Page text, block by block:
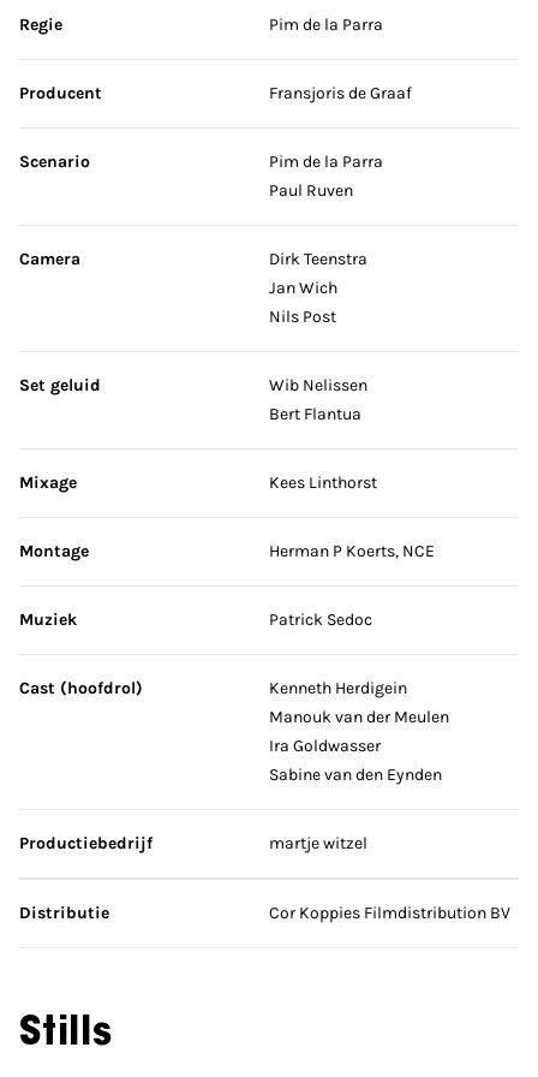
Sla credits over
Regie Pim de la Parra
Producent Fransjoris de Graaf
Scenario
Pim de la Parra
Paul Ruven
Camera
Dirk Teenstra
Jan Wich
Nils Post
Set geluid
Wib Nelissen
Bert Flantua
Mixage Kees Linthorst
Montage Herman P Koerts, NCE
Muziek Patrick Sedoc
Cast (hoofdrol)
Kenneth Herdigein
Manouk van der Meulen
Ira Goldwasser
Sabine van den Eynden
Productiebedrijf martje witzel
Distributie Cor Koppies Filmdistribution BV
Stills